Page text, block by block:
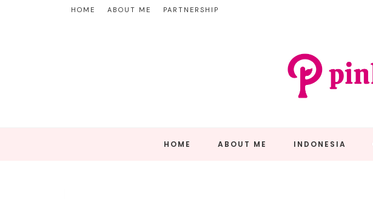
HOME ABOUT ME PARTNERSHIP
HOME ABOUT ME INDONESIA